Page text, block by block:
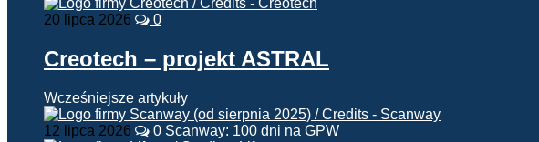
20 lipca 2026 0
Creotech – projekt ASTRAL
Wcześniejsze artykuły
12 lipca 2026 0 Scanway: 100 dni na GPW